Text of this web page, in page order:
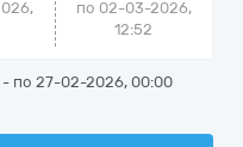
по 02-03-2026,
12:52
- по 27-02-2026, 00:00